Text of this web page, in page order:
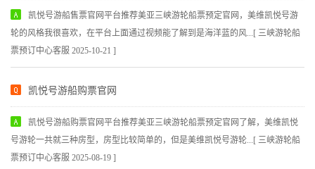
凯悦号游船售票官网平台推荐美亚三峡游轮船票预定官网，美维凯悦号游
轮的风格我很喜欢，在平台上面通过视频能了解到是海洋蓝的风...[ 三峡游轮船
票预订中心客服 2025-10-21 ]
凯悦号游船购票官网
凯悦号游船购票官网平台推荐美亚三峡游轮船票预定官网了解，美维凯悦
号游轮一共就三种房型，房型比较简单的，但是美维凯悦号游轮...[ 三峡游轮船
票预订中心客服 2025-08-19 ]